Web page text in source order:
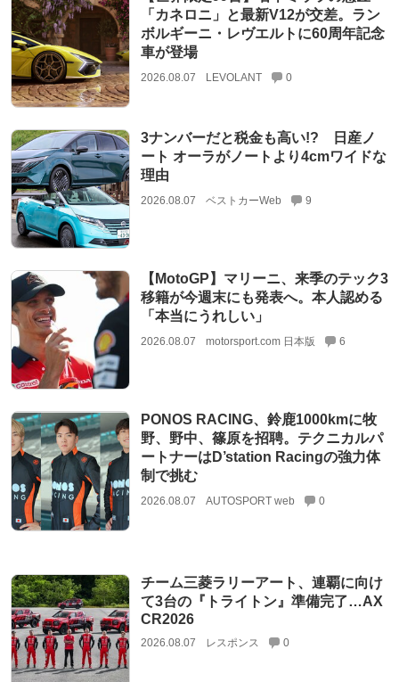
「カネロニ」と最新V12が交差。ラン
ボルギーニ・レヴエルトに60周年記念
車が登場
2026.08.07 LEVOLANT 0
3ナンバーだと税金も高い!? 日産ノ
ート オーラがノートより4cmワイドな
理由
2026.08.07 ベストカーWeb 9
【MotoGP】マリーニ、来季のテック3
移籍が今週末にも発表へ。本人認める
「本当にうれしい」
2026.08.07 motorsport.com 日本版 6
PONOS RACING、鈴鹿1000kmに牧
野、野中、篠原を招聘。テクニカルパ
ートナーはD’station Racingの強力体
制で挑む
2026.08.07 AUTOSPORT web 0
チーム三菱ラリーアート、連覇に向け
て3台の『トライトン』準備完了…AX
CR2026
2026.08.07 レスポンス 0